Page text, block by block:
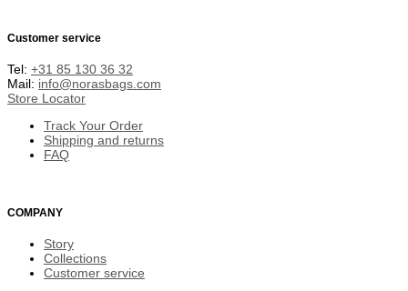
Customer service
Tel: +31 85 130 36 32
Mail: info@norasbags.com
Store Locator
Track Your Order
Shipping and returns
FAQ
COMPANY
Story
Collections
Customer service